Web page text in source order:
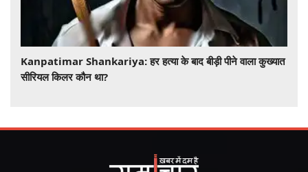
​​​​​​​Kanpatimar Shankariya: हर हत्या के बाद बीड़ी पीने वाला कुख्यात
सीरियल किलर कौन था?